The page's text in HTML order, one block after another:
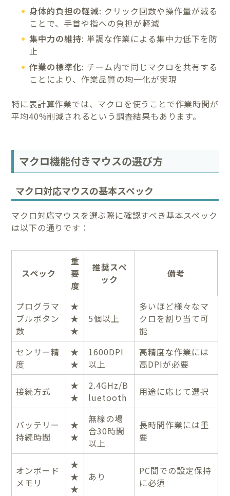
身体的負担の軽減: クリック回数や操作量が減る
ことで、手首や指への負担が軽減
集中力の維持: 単調な作業による集中力低下を防
止
作業の標準化: チーム内で同じマクロを共有する
ことにより、作業品質の均一化が実現
特に表計算作業では、マクロを使うことで作業時間が
平均40%削減されるという調査結果もあります。
マクロ機能付きマウスの選び方
マクロ対応マウスの基本スペック
マクロ対応マウスを選ぶ際に確認すべき基本スペック
は以下の通りです：
スペック
重
要
度
推奨スペ
ック
備考
プログラマ
ブルボタン
数
★
★
★
5個以上
多いほど様々なマ
クロを割り当て可
能
センサー精
度
★
★
1600DPI
以上
高精度な作業には
高DPIが必要
接続方式
★
★
2.4GHz/B
luetooth
用途に応じて選択
バッテリー
持続時間
★
★
無線の場
合30時間
以上
長時間作業には重
要
オンボード
メモリ
★
★
★
あり
PC間での設定保持
に必須